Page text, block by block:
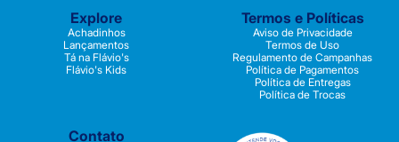
Explore
Achadinhos
Lançamentos
Tá na Flávio's
Flávio's Kids
Termos e Políticas
Aviso de Privacidade
Termos de Uso
Regulamento de Campanhas
Política de Pagamentos
Política de Entregas
Política de Trocas
Contato